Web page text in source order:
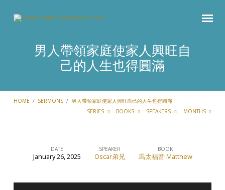
男人帶領家庭使家人興旺自
己的人生也得圓滿
HOME / SERMONS / 男人帶領家庭使家人興旺自己的人生也得圓滿
SERIES
BOOKS SPEAKERS MONTHS
DATE
January 26, 2025
SPEAKER
Oscar弟兄
BOOK
馬太福音 Matthew